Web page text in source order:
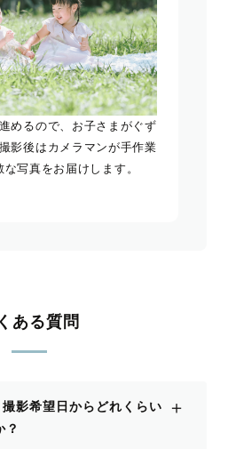
めるので、お子さまがぐず
影後はカメラマンが手作業
写真をお届けします。
ある質問
影希望日からどれくらい
？
＋